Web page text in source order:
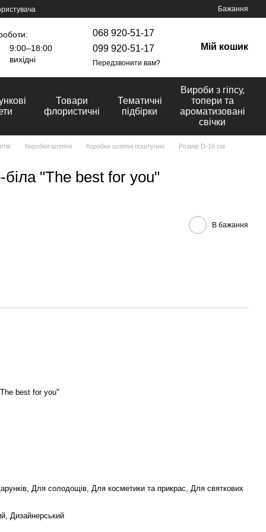
Бажання
9:00–18:00
вихідні
068 920-51-17
099 920-51-17
Передзвонити вам?
Мій кошик
Товари
флористичні
Тематичні
підбірки
Вироби з гіпсу,
топери та
ароматизовані
свічки
Коробки шляпні Коробки шляпні поштучно
Розмір D-16 cм
"The best for you"
В бажання
best for you"
Для солодощів, Для косметики та прикрас, Для святкових
Дизайнерський